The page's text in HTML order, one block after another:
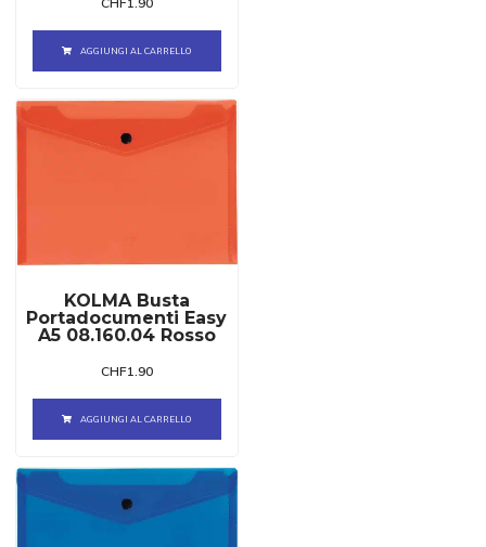
AGGIUNGI AL CARRELLO
KOLMA Busta
Portadocumenti Easy
A5 08.160.04 Rosso
CHF1.90
AGGIUNGI AL CARRELLO